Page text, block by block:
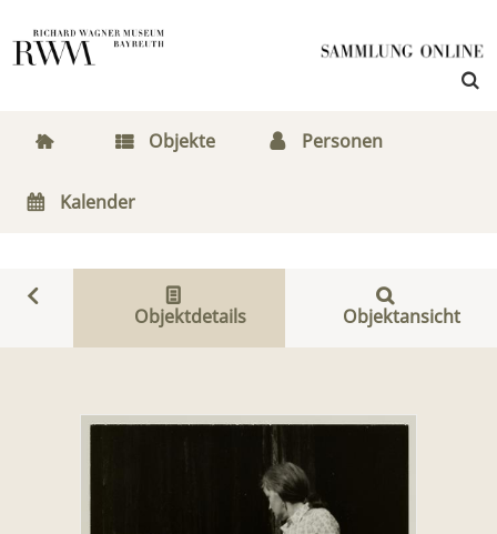
Objekte Personen
Kalender
Objektdetails Objektansicht